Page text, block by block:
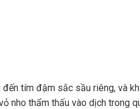
tím đậm sắc sầu riêng, và
nho thẩm thấu vào dịch trong